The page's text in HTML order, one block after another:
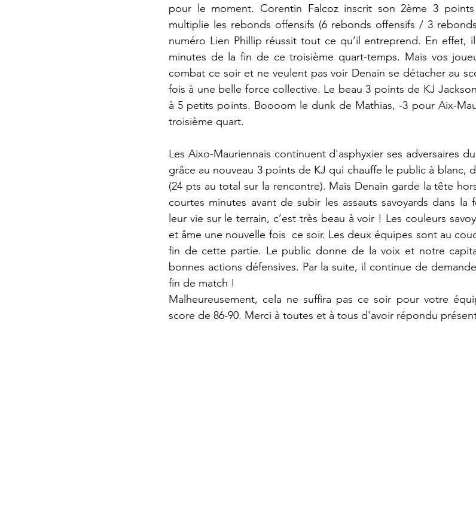
pour le moment. Corentin Falcoz inscrit son 2ème 3
multiplie les rebonds offensifs (6 rebonds offensifs / 3
numéro Lien Phillip réussit tout ce qu’il entreprend. En effet,
minutes de la fin de ce troisième quart-temps. Mais vos
combat ce soir et ne veulent pas voir Denain se détacher au
fois à une belle force collective. Le beau 3 points de KJ
à 5 petits points. Boooom le dunk de Mathias, -3 pour Aix-
troisième quart.
Les Aixo-Mauriennais continuent d'asphyxier ses adversaires
grâce au nouveau 3 points de KJ qui chauffe le public à blanc,
(24 pts au total sur la rencontre). Mais Denain garde la tête
courtes minutes avant de subir les assauts savoyards dans la
leur vie sur le terrain, c’est très beau à voir ! Les couleurs
et âme une nouvelle fois  ce soir. Les deux équipes sont au
fin de cette partie. Le public donne de la voix et notre
bonnes actions défensives. Par la suite, il continue de
fin de match !
Malheureusement, cela ne suffira pas ce soir pour votre
score de 86-90. Merci à toutes et à tous d'avoir répondu